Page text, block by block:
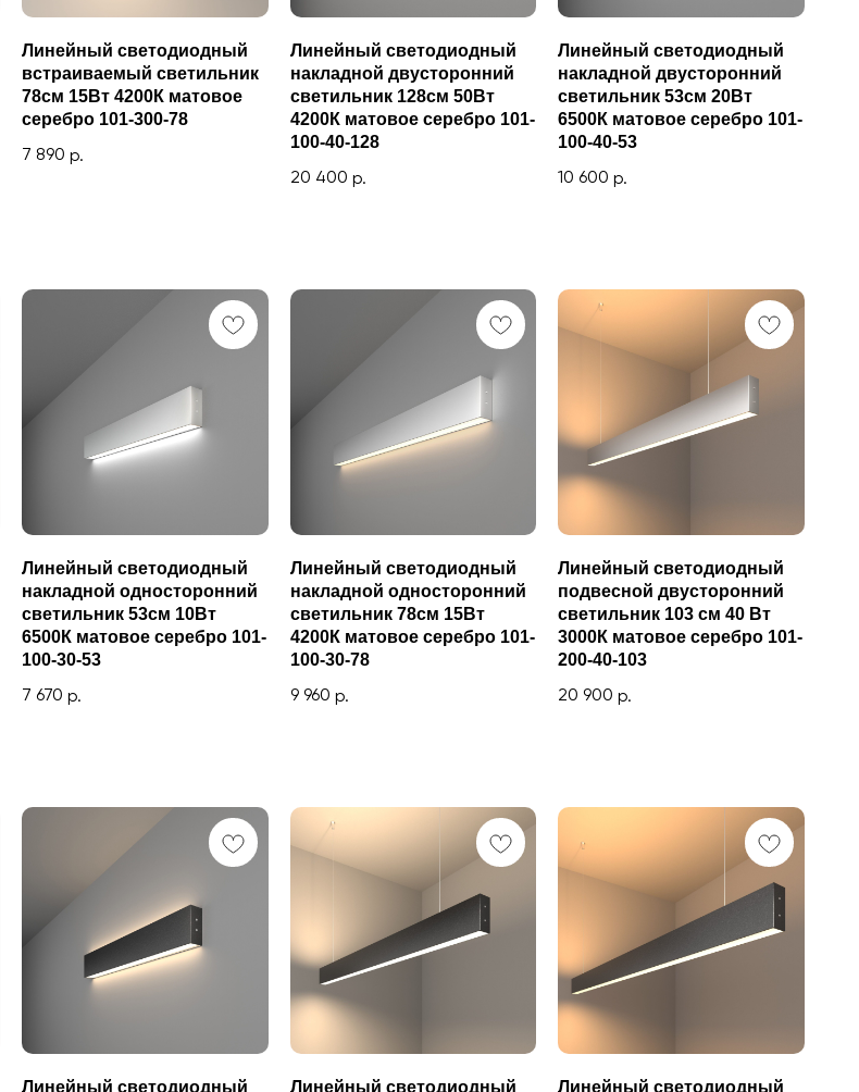
Линейный светодиодный
встраиваемый светильник
78см 15Вт 4200К матовое
серебро 101-300-78
7 890 р.
Линейный светодиодный
накладной двусторонний
светильник 128см 50Вт
4200К матовое серебро 101-
100-40-128
20 400 р.
Линейный светодиодный
накладной двусторонний
светильник 53см 20Вт
6500К матовое серебро 101-
100-40-53
10 600 р.
Линейный светодиодный
накладной односторонний
светильник 53см 10Вт
6500К матовое серебро 101-
100-30-53
7 670 р.
Линейный светодиодный
накладной односторонний
светильник 78см 15Вт
4200К матовое серебро 101-
100-30-78
9 960 р.
Линейный светодиодный
подвесной двусторонний
светильник 103 см 40 Вт
3000К матовое серебро 101-
200-40-103
20 900 р.
Линейный светодиодный Линейный светодиодный Линейный светодиодный